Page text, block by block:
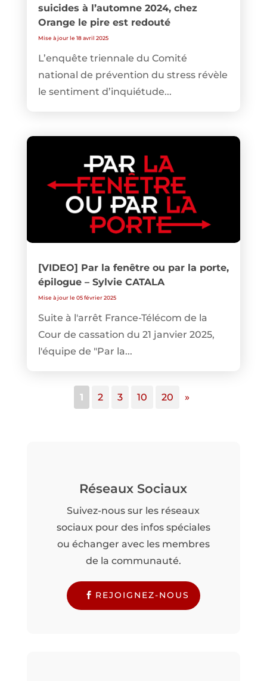
suicides à l’automne 2024, chez
Orange le pire est redouté
Mise à jour le 18 avril 2025
L’enquête triennale du Comité
national de prévention du stress révèle
le sentiment d’inquiétude...
[VIDEO] Par la fenêtre ou par la porte,
épilogue – Sylvie CATALA
Mise à jour le 05 février 2025
Suite à l'arrêt France-Télécom de la
Cour de cassation du 21 janvier 2025,
l'équipe de "Par la...
1 2 3 10 20 »
Réseaux Sociaux
Suivez-nous sur les réseaux
sociaux pour des infos spéciales
ou échanger avec les membres
de la communauté.
REJOIGNEZ-NOUS